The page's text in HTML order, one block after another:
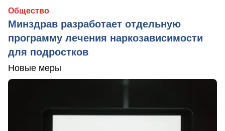
Общество
Минздрав разработает отдельную
программу лечения наркозависимости
для подростков
Новые меры